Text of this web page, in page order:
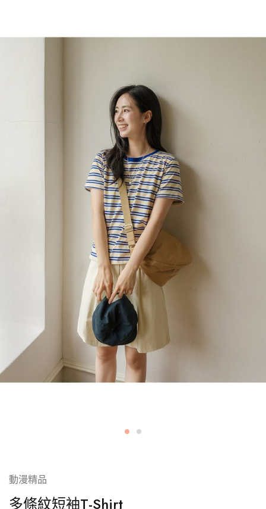
動漫精品
多條紋短袖T-Shirt